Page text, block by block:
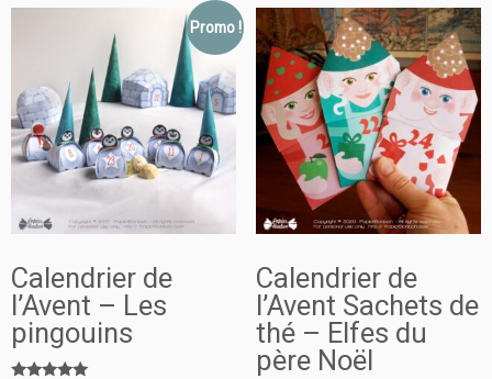
Promo !
Calendrier de
l’Avent – Les
pingouins
Calendrier de
l’Avent Sachets de
thé – Elfes du
père Noël